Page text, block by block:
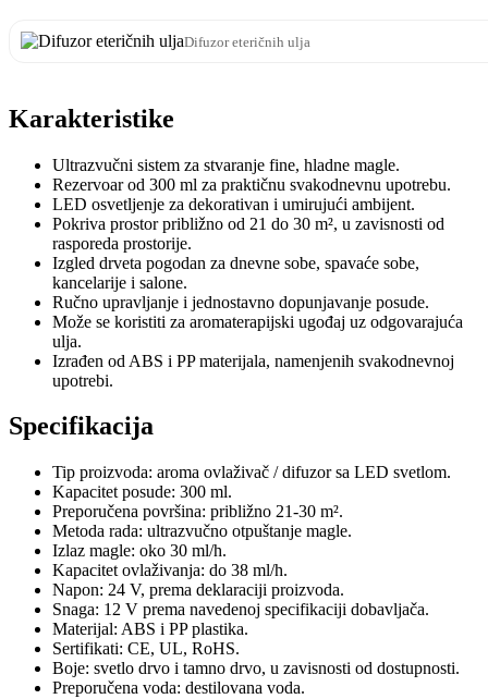
Difuzor eteričnih ulja
Karakteristike
Ultrazvučni sistem za stvaranje fine, hladne magle.
Rezervoar od 300 ml za praktičnu svakodnevnu upotrebu.
LED osvetljenje za dekorativan i umirujući ambijent.
Pokriva prostor približno od 21 do 30 m², u zavisnosti od
rasporeda prostorije.
Izgled drveta pogodan za dnevne sobe, spavaće sobe,
kancelarije i salone.
Ručno upravljanje i jednostavno dopunjavanje posude.
Može se koristiti za aromaterapijski ugođaj uz odgovarajuća
ulja.
Izrađen od ABS i PP materijala, namenjenih svakodnevnoj
upotrebi.
Specifikacija
Tip proizvoda: aroma ovlaživač / difuzor sa LED svetlom.
Kapacitet posude: 300 ml.
Preporučena površina: približno 21-30 m².
Metoda rada: ultrazvučno otpuštanje magle.
Izlaz magle: oko 30 ml/h.
Kapacitet ovlaživanja: do 38 ml/h.
Napon: 24 V, prema deklaraciji proizvoda.
Snaga: 12 V prema navedenoj specifikaciji dobavljača.
Materijal: ABS i PP plastika.
Sertifikati: CE, UL, RoHS.
Boje: svetlo drvo i tamno drvo, u zavisnosti od dostupnosti.
Preporučena voda: destilovana voda.